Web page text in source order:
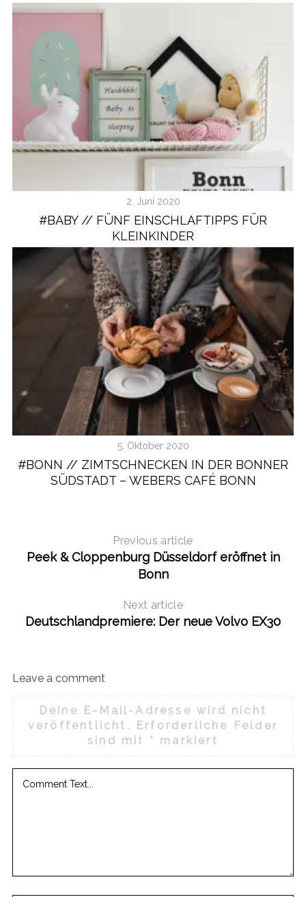
2. Juni 2020
#BABY // FÜNF EINSCHLAFTIPPS FÜR
KLEINKINDER
5. Oktober 2020
#BONN // ZIMTSCHNECKEN IN DER BONNER
SÜDSTADT – WEBERS CAFÉ BONN
Previous article
Peek & Cloppenburg Düsseldorf eröffnet in
Bonn
Next article
Deutschlandpremiere: Der neue Volvo EX30
Leave a comment
Deine E-Mail-Adresse wird nicht
veröffentlicht.
Erforderliche Felder
sind mit * markiert
a
h
f